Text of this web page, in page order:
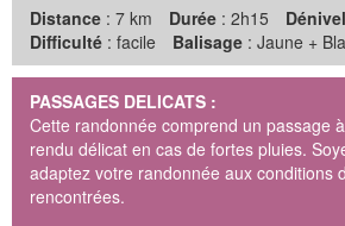
Distance : 7 km Durée : 2h15
Difficulté : facile Balisage : Jaune +
PASSAGES DELICATS :
Cette randonnée comprend un passage
rendu délicat en cas de fortes pluies.
adaptez votre randonnée aux conditions
rencontrées.